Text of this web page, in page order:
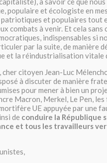
populaire et écologiste en
et populaires tout
combats à venir. Et cela
indispensables si
par la suite, de manière
et la réindustrialisation vitale
citoyen Jean-Luc
à discuter de manière
pour mener à bien un
Macron, Merkel, Le Pen,
UE appuyée par une
de conduire la République
et tous les travailleurs